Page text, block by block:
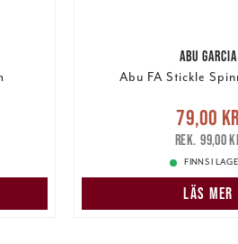
ABU GARCIA
Abu FA Stickle
Nuvarande pris :
pris:
79,00 kr
99,00
FINNS I
LÄS MER